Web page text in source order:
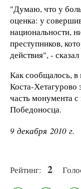
"Думаю, что у
оценка: у
национальности,
преступников,
действия", -
Как сообщалось, в
Коста-
часть монумента
Победоносца.
9 декабря 2010 г.
Рейтинг: 2